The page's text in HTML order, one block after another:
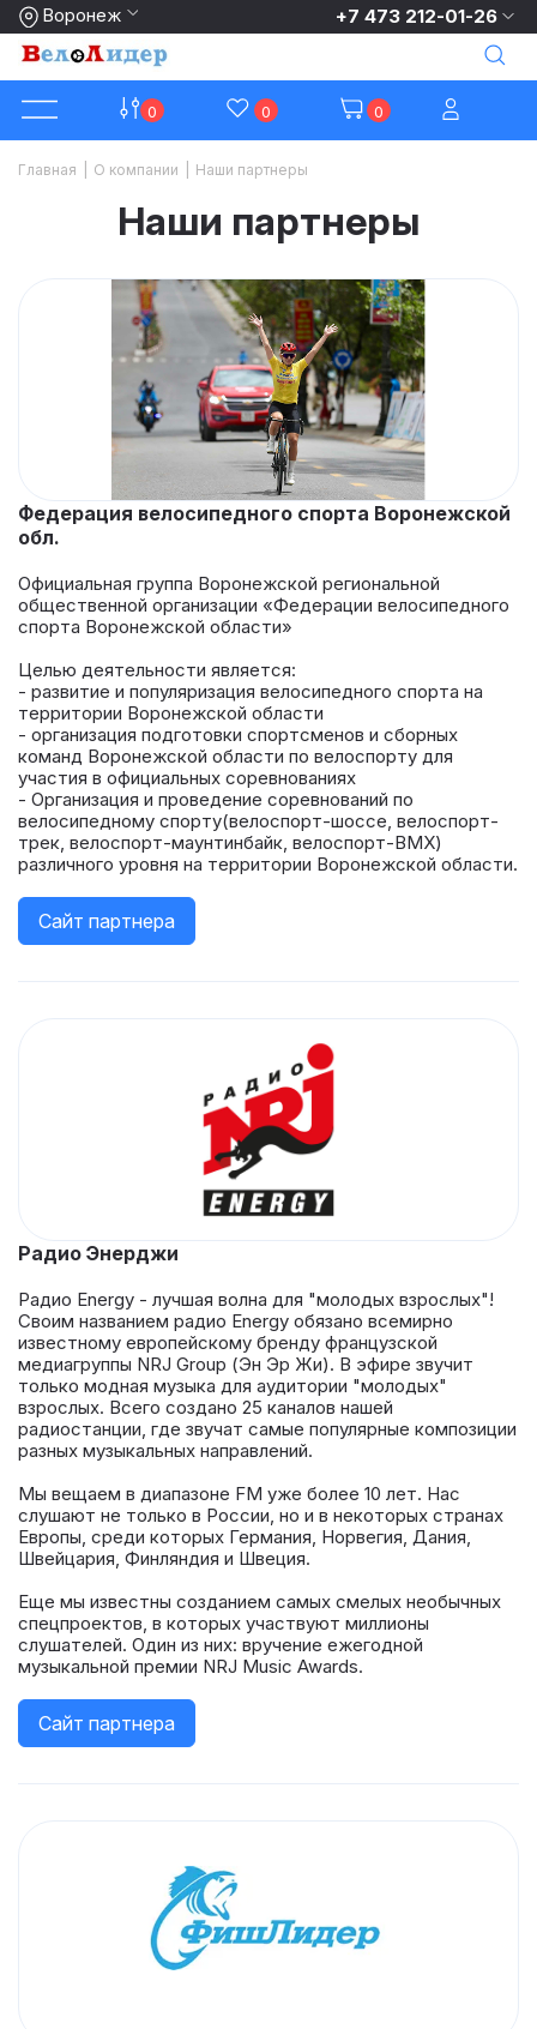
Воронеж +7 473 212-01-26
0 0 0
Главная О компании Наши партнеры
Наши партнеры
Федерация велосипедного спорта Воронежской
обл.
Официальная группа Воронежской региональной
общественной организации «Федерации велосипедного
спорта Воронежской области»
Целью деятельности является:
- развитие и популяризация велосипедного спорта на
территории Воронежской области
- организация подготовки спортсменов и сборных
команд Воронежской области по велоспорту для
участия в официальных соревнованиях
- Организация и проведение соревнований по
велосипедному спорту(велоспорт-шоссе, велоспорт-
трек, велоспорт-маунтинбайк, велоспорт-ВМХ)
различного уровня на территории Воронежской области.
Сайт партнера
Радио Энерджи
Радио Energy - лучшая волна для "молодых взрослых"!
Своим названием радио Energy обязано всемирно
известному европейскому бренду французской
медиагруппы NRJ Group (Эн Эр Жи). В эфире звучит
только модная музыка для аудитории "молодых"
взрослых. Всего создано 25 каналов нашей
радиостанции, где звучат самые популярные композиции
разных музыкальных направлений.
Мы вещаем в диапазоне FM уже более 10 лет. Нас
слушают не только в России, но и в некоторых странах
Европы, среди которых Германия, Норвегия, Дания,
Швейцария, Финляндия и Швеция.
Еще мы известны созданием самых смелых необычных
спецпроектов, в которых участвуют миллионы
слушателей. Один из них: вручение ежегодной
музыкальной премии NRJ Music Awards.
Сайт партнера